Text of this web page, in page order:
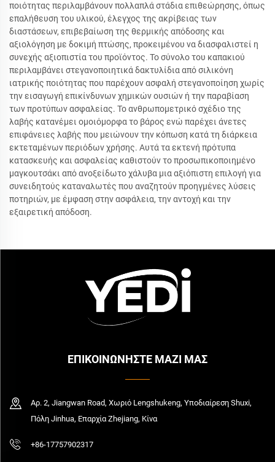
ποιότητας περιλαμβάνουν πολλαπλά στάδια επιθεώρησης, όπως
επαλήθευση του υλικού, έλεγχος της ακρίβειας των
διαστάσεων, επιβεβαίωση της θερμικής απόδοσης και
αξιολόγηση με δοκιμή πτώσης, προκειμένου να διασφαλιστεί η
συνεχής αξιοπιστία του προϊόντος. Το σύνολο του καπακιού
περιλαμβάνει στεγανοποιητικά δακτυλίδια από σιλικόνη
ιατρικής ποιότητας που παρέχουν ασφαλή στεγανοποίηση χωρίς
την εισαγωγή επικίνδυνων χημικών ουσιών ή την παραβίαση
των προτύπων ασφαλείας. Το ανθρωπομετρικό σχέδιο της
λαβής κατανέμει ομοιόμορφα το βάρος ενώ παρέχει άνετες
επιφάνειες λαβής που μειώνουν την κόπωση κατά τη διάρκεια
εκτεταμένων περιόδων χρήσης. Αυτά τα εκτενή πρότυπα
κατασκευής και ασφαλείας καθιστούν το προσωπικοποιημένο
μαγκουτσάκι από ανοξείδωτο χάλυβα μια αξιόπιστη επιλογή για
συνειδητούς καταναλωτές που αναζητούν προηγμένες λύσεις
ποτηριών, με έμφαση στην ασφάλεια, την αντοχή και την
εξαιρετική απόδοση.
ΕΠΙΚΟΙΝΩΝΗΣΤΕ ΜΑΖΙ ΜΑΣ
Αρ. 2, Jiangwan Road, Χωριό Lengshukeng, Υποδιαίρεση Shuxi,
Πόλη Jinhua, Επαρχία Zhejiang, Κίνα
+86-17757902317